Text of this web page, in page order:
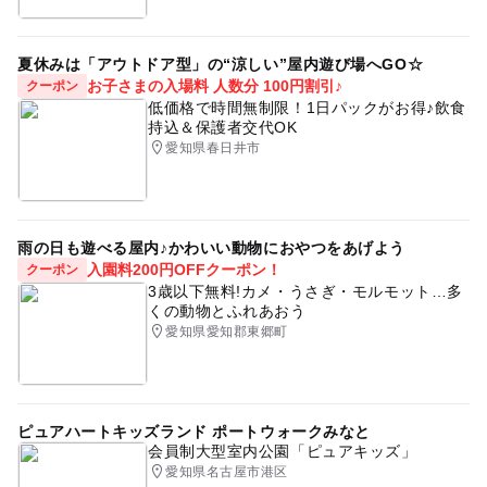
夏休みは「アウトドア型」の“涼しい”屋内遊び場へGO☆
クーポン
お子さまの入場料 人数分 100円割引♪
低価格で時間無制限！1日パックがお得♪飲食
持込＆保護者交代OK
愛知県春日井市
雨の日も遊べる屋内♪かわいい動物におやつをあげよう
クーポン
入園料200円OFFクーポン！
3歳以下無料!カメ・うさぎ・モルモット…多
くの動物とふれあおう
愛知県愛知郡東郷町
ピュアハートキッズランド ポートウォークみなと
会員制大型室内公園「ピュアキッズ」
愛知県名古屋市港区